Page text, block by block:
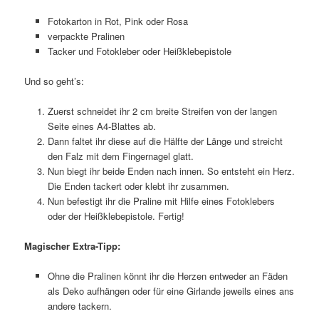
Fotokarton in Rot, Pink oder Rosa
verpackte Pralinen
Tacker und Fotokleber oder Heißklebepistole
Und so geht’s:
Zuerst schneidet ihr 2 cm breite Streifen von der langen
Seite eines A4-Blattes ab.
Dann faltet ihr diese auf die Hälfte der Länge und streicht
den Falz mit dem Fingernagel glatt.
Nun biegt ihr beide Enden nach innen. So entsteht ein Herz.
Die Enden tackert oder klebt ihr zusammen.
Nun befestigt ihr die Praline mit Hilfe eines Fotoklebers
oder der Heißklebepistole. Fertig!
Magischer Extra-Tipp:
Ohne die Pralinen könnt ihr die Herzen entweder an Fäden
als Deko aufhängen oder für eine Girlande jeweils eines ans
andere tackern.